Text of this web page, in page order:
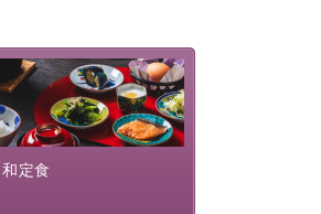
無料（滞在中一回）
室食
無料参拝バス（事前予約制）
用意
ニティをご用意
和定食
りとした和食膳に使わ
材は、諏訪の名産品を
んに取り入れ、安心・
心掛けた長野県産...